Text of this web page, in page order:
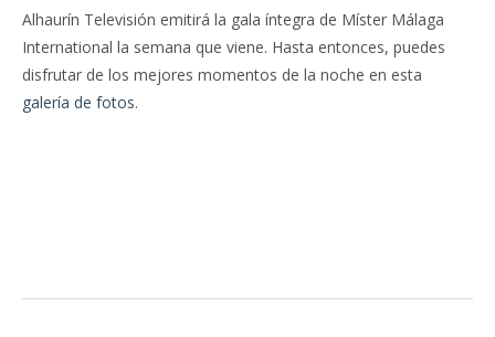
Alhaurín Televisión emitirá la gala íntegra de Míster Málaga
International la semana que viene. Hasta entonces, puedes
disfrutar de los mejores momentos de la noche en esta
galería de fotos.